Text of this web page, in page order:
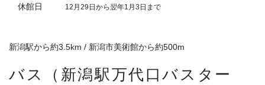
休館日 12月29日から翌年1月3日まで
新潟駅から約3.5km / 新潟市美術館から約500m
バス（新潟駅万代口バスター